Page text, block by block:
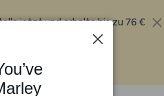
jetzt und erhalte bis zu 76 €
ersten fünf Boxen